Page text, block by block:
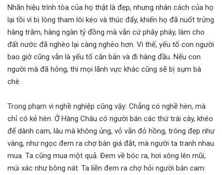
Nhãn hiệu trình tòa của họ thật là đẹp, nhưng nhân cách của họ
lại tồi vì bị lòng tham lôi kéo và thúc đẩy, khiến họ đã nuốt trửng
hàng trăm, hàng ngàn tỷ đồng mà vẫn cứ phây phây, làm cho
đất nước đã nghèo lại càng nghèo hơn. Vì thế, yếu tố con người
bao giờ cũng vẫn là yếu tố căn bản và đi hàng đầu. Nếu con
người mà đã hỏng, thì mọi lãnh vực khác cũng sẽ bị sụm bà
chè.
Trong phạm vi nghề nghiệp cũng vậy: Chẳng có nghề hèn, mà
chỉ có kẻ hèn. Ở Hàng Châu có người bán các thứ trái cây, khéo
để dành cam, lâu mà không ủng, vỏ vẫn đỏ hồng, trông đẹp như
vàng, như ngọc đem ra chợ bán giá đắt, mà người ta tranh nhau
mua. Ta cũng mua một quả. Đem về bóc ra, hơi xông lên mũi,
múi xác như bông nát. Ta liền đem ra chợ hỏi người bán cam: